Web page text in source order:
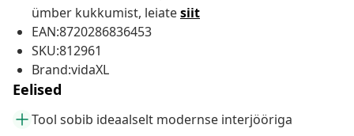
ümber kukkumist, leiatesiit
EAN:8720286836453
SKU:812961
Brand:vidaXL
Eelised
Tool sobib ideaalselt modernse interjööriga